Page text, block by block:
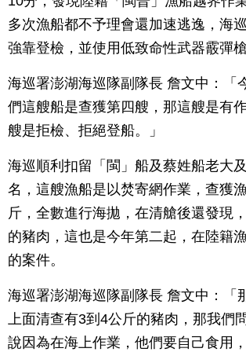
多次漁船都不予理會還加速逃逸，海
強靠登檢，並使用低致命性武器霰彈槍
海巡署澎湖海巡隊副隊長 詹文中：「
們這艘船是查獲第四艘，那這艘是有
艘是拒檢、拒絕登船。」
海巡順利扣留「閩」船及蔡姓船老大
名，這艘漁船是以焚寄網作業，查獲
斤，全數進行海拋，在清艙後還發現
的豬肉，這也是今年第二起，在陸籍
的案件。
海巡署澎湖海巡隊副隊長 詹文中：「
上面清查有3到4公斤的豬肉，那我們
說因為在海上作業，他們要自己食用